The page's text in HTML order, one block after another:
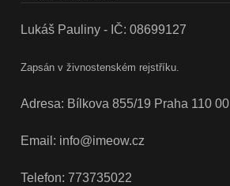
Lukáš Pauliny - IČ: 08699127
Zapsán v živnostenském rejstříku.
Adresa: Bílkova 855/19 Praha 110 00
Email: info@imeow.cz
Telefon: 773735022